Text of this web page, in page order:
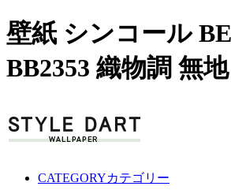
壁紙 シンコール
BB2353 織物調 無地
CATEGORYカテゴリー